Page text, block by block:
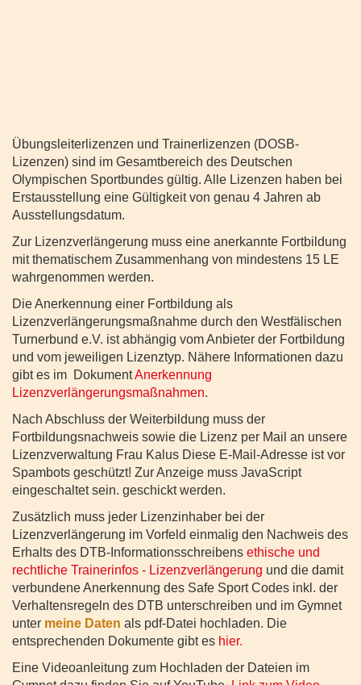
Übungsleiterlizenzen und Trainerlizenzen (DOSB-
Lizenzen) sind im Gesamtbereich des Deutschen
Olympischen Sportbundes gültig. Alle Lizenzen haben bei
Erstausstellung eine Gültigkeit von genau 4 Jahren ab
Ausstellungsdatum.
Zur Lizenzverlängerung muss eine anerkannte Fortbildung
mit thematischem Zusammenhang von mindestens 15 LE
wahrgenommen werden.
Die Anerkennung einer Fortbildung als
Lizenzverlängerungsmaßnahme durch den Westfälischen
Turnerbund e.V. ist abhängig vom Anbieter der Fortbildung
und vom jeweiligen Lizenztyp. Nähere Informationen dazu
gibt es im DokumentAnerkennung
Lizenzverlängerungsmaßnahmen.
Nach Abschluss der Weiterbildung muss der
Fortbildungsnachweis sowie die Lizenz per Mail an unsere
Lizenzverwaltung Frau Kalus Diese E-Mail-Adresse ist vor
Spambots geschützt! Zur Anzeige muss JavaScript
eingeschaltet sein. geschickt werden.
Zusätzlich muss jeder Lizenzinhaber bei der
Lizenzverlängerung im Vorfeld einmalig den Nachweis des
Erhalts des DTB-Informationsschreibens ethische und
rechtliche Trainerinfos - Lizenzverlängerung und die damit
verbundene Anerkennung des Safe Sport Codes inkl. der
Verhaltensregeln des DTB unterschreiben und im Gymnet
unter meine Daten als pdf-Datei hochladen. Die
entsprechenden Dokumente gibt es hier.
Eine Videoanleitung zum Hochladen der Dateien im